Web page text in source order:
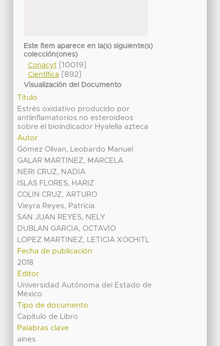
Este ítem aparece en la(s) siguiente(s)
colección(ones)
Conacyt[10019]
Científica[892]
Visualización del Documento
Título
Estrés oxidativo producido por
antiinflamatorios no esteroideos
sobre el bioindicador Hyalella azteca
Autor
Gómez Olivan, Leobardo Manuel
GALAR MARTINEZ, MARCELA
NERI CRUZ, NADIA
ISLAS FLORES, HARIZ
COLIN CRUZ, ARTURO
Vieyra Reyes, Patricia
SAN JUAN REYES, NELY
DUBLAN GARCIA, OCTAVIO
LOPEZ MARTINEZ, LETICIA XOCHITL
Fecha de publicación
2018
Editor
Universidad Autónoma del Estado de
México
Tipo de documento
Capítulo de Libro
Palabras clave
aines